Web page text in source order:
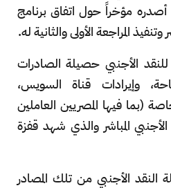
مؤخراً حول اتفاق برنامج
المراجعة الأولى والثانية له.
الأجنبي حصيلة الصادرات
وإيرادات قناة السويس،
(بما فيها المصريين العاملين
المباشر والذي شهد قفزة
الأجنبي من تلك المصادر